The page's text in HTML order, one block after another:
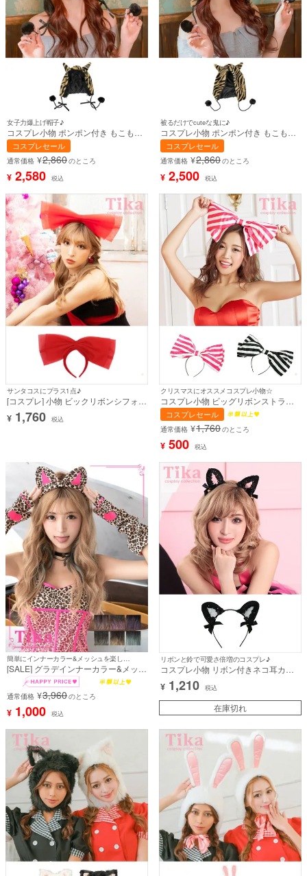
女子力爆上げ帽子♪
コスプレ小物 ポンポン付き もこもこ
鬼ファー 帽子【ハロウィン】[tk-
hw914945]
コスプレセール
通常価格 ¥2,860のところ
¥ 2,580 税込
被るだけでcuteな鬼に♪
コスプレ小物 ポンポン付き もこもこ
鬼ちゃん帽子【ハロウィン】[tk-
hw910848]
コスプレセール
通常価格 ¥2,860のところ
¥ 2,500 税込
サンタコスにプラス1点♪
[コスプレ] 小物 ビックリボンシフォン
カチューシャ
¥ 1,760 税込
クリスマスにオススメコスプレ小物☆
コスプレ小物 ビッグリボンストライ
プカチューシャ【ハロウィン】[tk-
hwkck]
コスプレセール
通常価格 ¥1,760のところ
¥ 500 税込
[SALE] グラデインナーカラー&メッシ
ュカールエクステウィッグ3点セット
(全6カラー)
通常価格 ¥3,960のところ
¥ 1,000 税込
リボンと鈴で可愛さ倍増のコスプレ♪
コスプレ小物 リボン付きネコ耳カチ
ューシャ【ハロウィン】[tk-hwmm8]
¥ 1,210 税込
在庫切れ